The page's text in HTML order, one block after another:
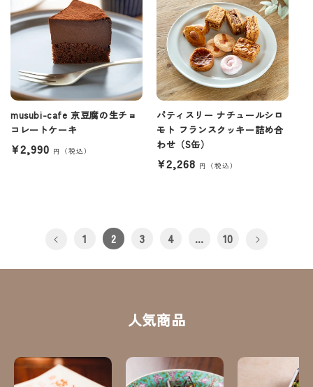
musubi-cafe 京豆腐の生チョ
コレートケーキ
通
¥2,990
パティスリー ナチュールシロ
モト フランスクッキー詰め合
わせ（S缶）
通
¥2,268
1 2 3 4 … 10
人気商品